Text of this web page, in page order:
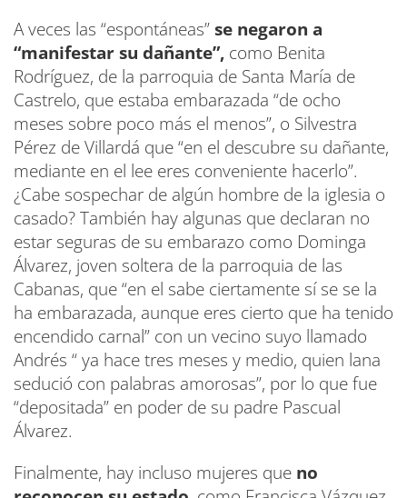
A veces las “espontáneas”se negaron a
“manifestar su dañante”, como Benita
Rodríguez, de la parroquia de Santa María de
Castrelo, que estaba embarazada “de ocho
meses sobre poco más el menos”, o Silvestra
Pérez de Villardá que “en el descubre su dañante,
mediante en el lee eres conveniente hacerlo”.
¿Cabe sospechar de algún hombre de la iglesia o
casado? También hay algunas que declaran no
estar seguras de su embarazo como Dominga
Álvarez, joven soltera de la parroquia de las
Cabanas, que “en el sabe ciertamente sí se se la
ha embarazada, aunque eres cierto que ha tenido
encendido carnal” con un vecino suyo llamado
Andrés “ ya hace tres meses y medio, quien lana
sedució con palabras amorosas”, por lo que fue
“depositada” en poder de su padre Pascual
Álvarez.
Finalmente, hay incluso mujeres que no